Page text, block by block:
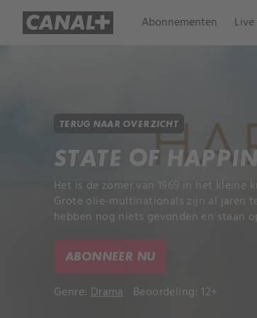
Abonnementen Live
TERUG NAAR OVERZICHT
STATE OF
Het is de zomer van 1969 in het kleine
Grote olie-multinationals zijn al jaren
hebben nog niets gevonden en staan
ABONNEER NU
Genre: Drama Beoordeling: 12+